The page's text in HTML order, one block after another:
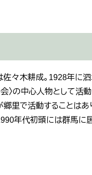
々木耕成。1928年に泗
〉の中心人物として活動
里で活動することはあ
年代初頭には群馬に